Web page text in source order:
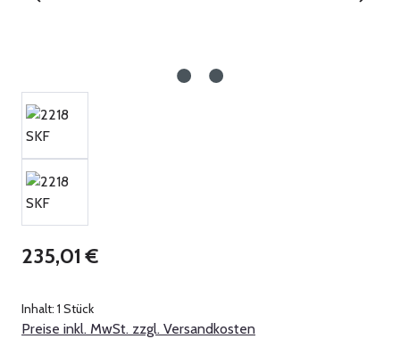
Regulärer Preis:
235,01 €
Inhalt: 1 Stück
Preise inkl. MwSt. zzgl. Versandkosten